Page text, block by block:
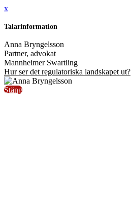
x
Talarinformation
Anna Bryngelsson
Partner, advokat
Mannheimer Swartling
Hur ser det regulatoriska landskapet ut?
Stäng